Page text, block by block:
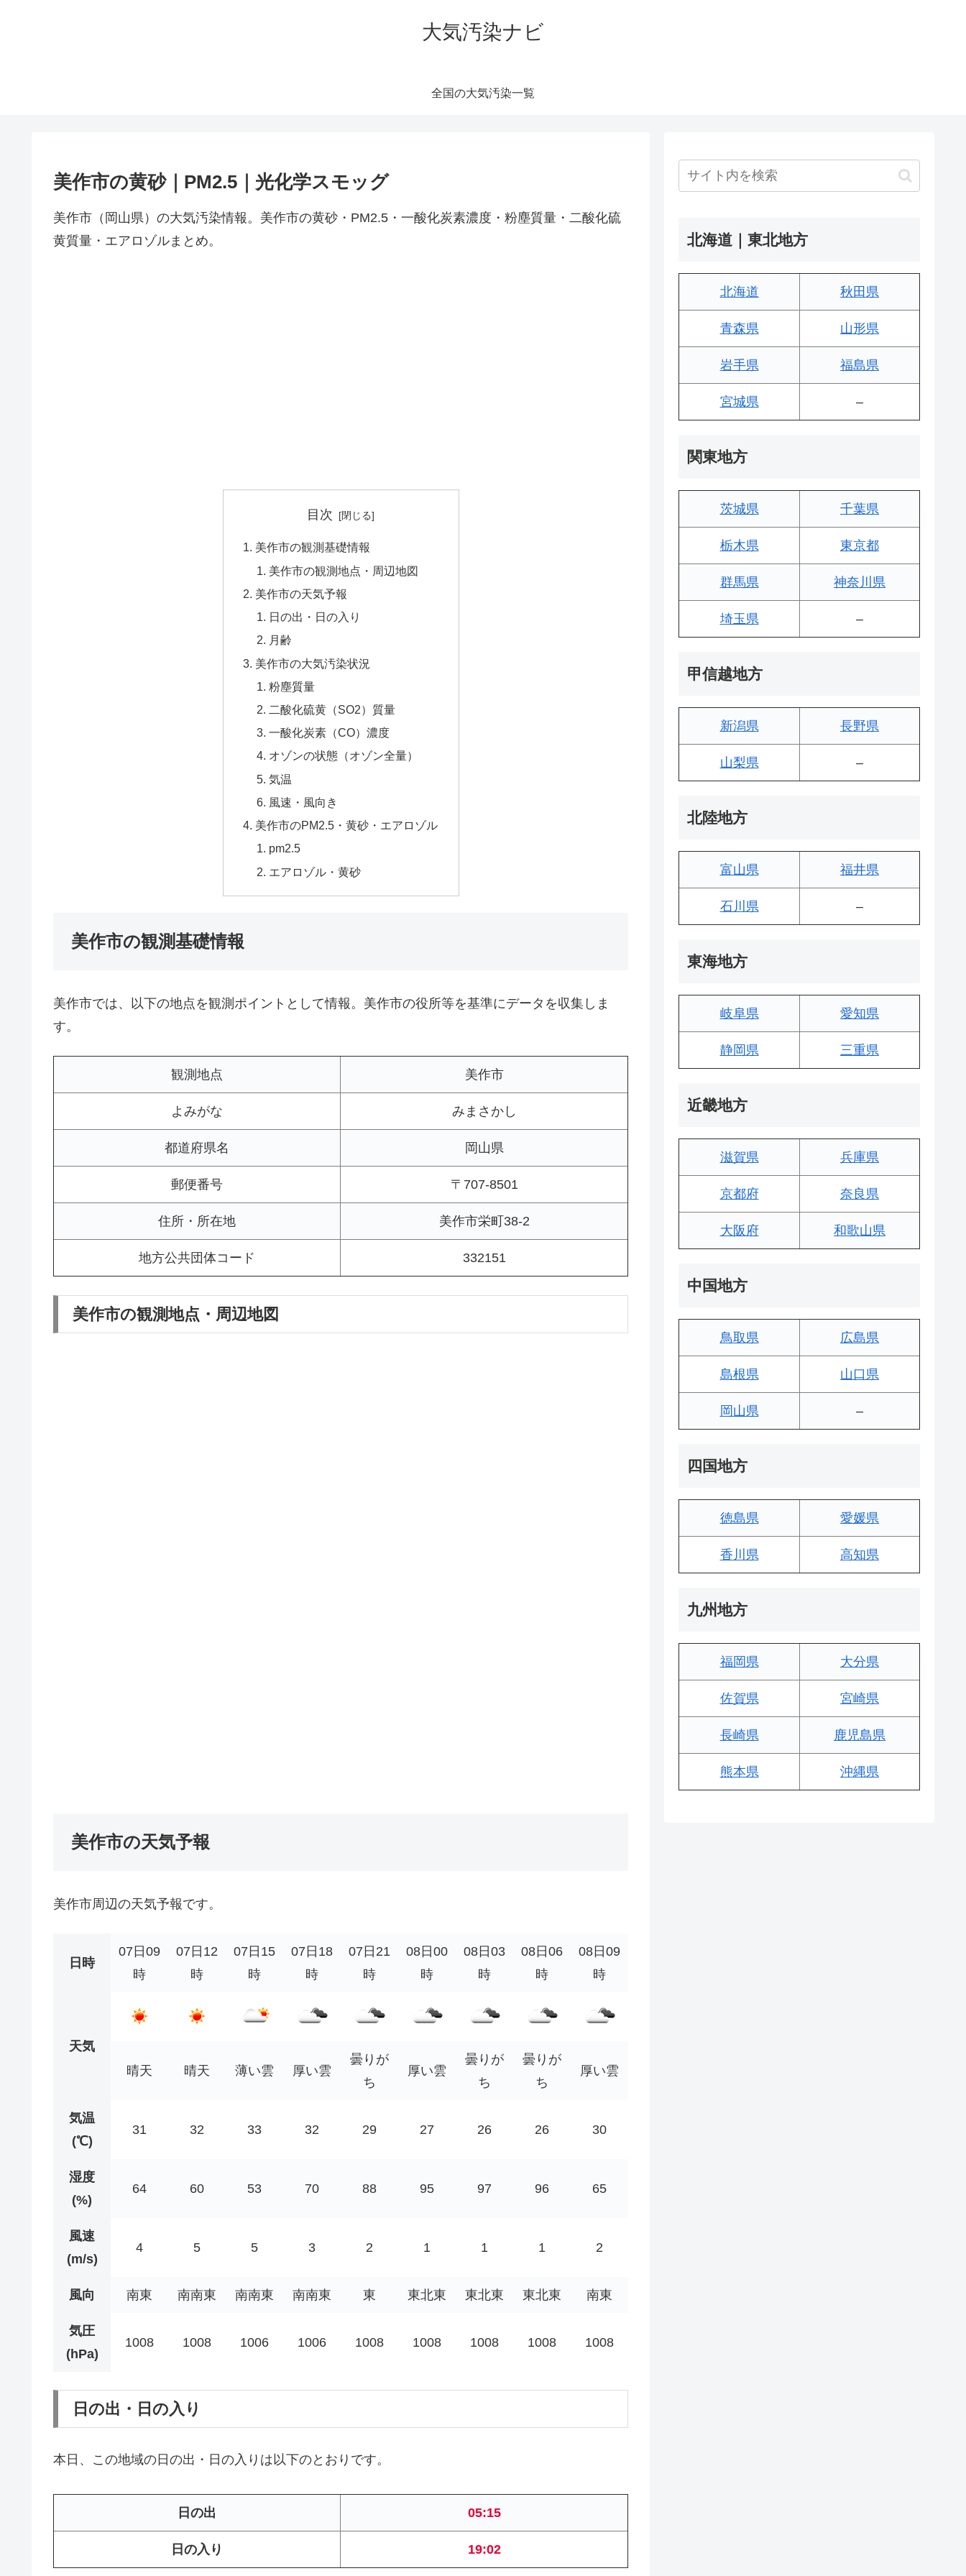
大気汚染ナビ
全国の大気汚染一覧
美作市の黄砂｜PM2.5｜光化学スモッグ
美作市（岡山県）の大気汚染情報。美作市の黄砂・PM2.5・一酸化炭素濃度・粉塵質量・二酸化硫
黄質量・エアロゾルまとめ。
目次
美作市の観測基礎情報
美作市の観測地点・周辺地図
美作市の天気予報
日の出・日の入り
月齢
美作市の大気汚染状況
粉塵質量
二酸化硫黄（SO2）質量
一酸化炭素（CO）濃度
オゾンの状態（オゾン全量）
気温
風速・風向き
美作市のPM2.5・黄砂・エアロゾル
pm2.5
エアロゾル・黄砂
美作市の観測基礎情報
美作市では、以下の地点を観測ポイントとして情報。美作市の役所等を基準にデータを収集しま
す。
観測地点 美作市
よみがな みまさかし
都道府県名 岡山県
郵便番号 〒707-8501
住所・所在地 美作市栄町38-2
地方公共団体コード 332151
美作市の観測地点・周辺地図
美作市の天気予報
美作市周辺の天気予報です。
日時
07日09
時
07日12
時
07日15
時
07日18
時
07日21
時
08日00
時
08日03
時
08日06
時
08日09
時
天気
晴天
晴天 薄い雲 厚い雲
曇りが
ち
厚い雲
曇りが
ち
曇りが
ち
厚い雲
気温
(℃)
31 32 33 32 29 27 26 26 30
湿度
(%)
64 60 53 70 88 95 97 96 65
風速
(m/s)
4 5 5 3 2 1 1 1 2
風向 南東 南南東 南南東 南南東 東 東北東 東北東 東北東 南東
気圧
(hPa)
1008 1008 1006 1006 1008 1008 1008 1008 1008
日の出・日の入り
本日、この地域の日の出・日の入りは以下のとおりです。
日の出 05:15
日の入り 19:02
北海道｜東北地方
北海道 秋田県
青森県 山形県
岩手県 福島県
宮城県 –
関東地方
茨城県 千葉県
栃木県 東京都
群馬県 神奈川県
埼玉県 –
甲信越地方
新潟県 長野県
山梨県 –
北陸地方
富山県 福井県
石川県 –
東海地方
岐阜県 愛知県
静岡県 三重県
近畿地方
滋賀県 兵庫県
京都府 奈良県
大阪府 和歌山県
中国地方
鳥取県 広島県
島根県 山口県
岡山県 –
四国地方
徳島県 愛媛県
香川県 高知県
九州地方
福岡県 大分県
佐賀県 宮崎県
長崎県 鹿児島県
熊本県 沖縄県